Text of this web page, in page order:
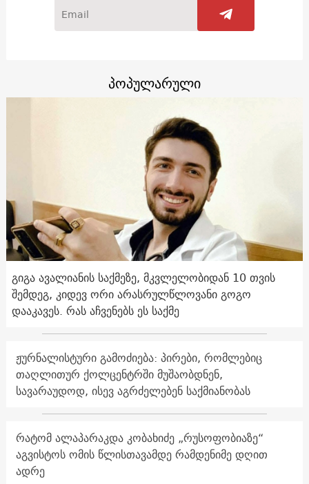
პოპულარული
გიგა ავალიანის საქმეზე, მკვლელობიდან 10 თვის
შემდეგ, კიდევ ორი არასრულწლოვანი გოგო
დააკავეს. რას აჩვენებს ეს საქმე
ჟურნალისტური გამოძიება: პირები, რომლებიც
თაღლითურ ქოლცენტრში მუშაობდნენ,
სავარაუდოდ, ისევ აგრძელებენ საქმიანობას
რატომ ალაპარაკდა კობახიძე „რუსოფობიაზე“
აგვისტოს ომის წლისთავამდე რამდენიმე დღით
ადრე